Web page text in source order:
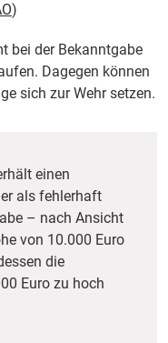
)
bei der Bekanntgabe
Dagegen können
sich zur Wehr setzen.
einen
als fehlerhaft
– nach Ansicht
von 10.000 Euro
die
Euro zu hoch